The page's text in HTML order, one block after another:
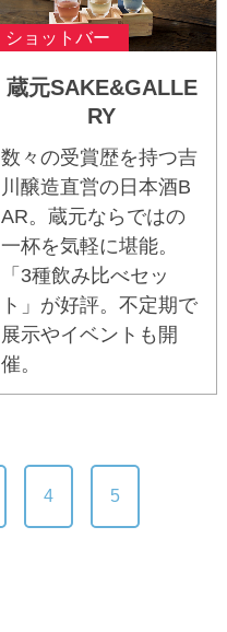
ショットバー
蔵元SAKE&GALLE
RY
数々の受賞歴を持つ吉
川醸造直営の日本酒B
AR。蔵元ならではの
一杯を気軽に堪能。
「3種飲み比べセッ
ト」が好評。不定期で
展示やイベントも開
催。
4 5